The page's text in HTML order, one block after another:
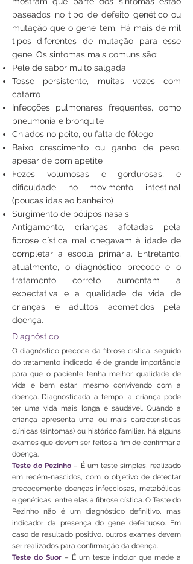
baseados no tipo de defeito genético ou
mutação que o gene tem. Há mais de mil
tipos diferentes de mutação para esse
gene. Os sintomas mais comuns são:
Pele de sabor muito salgada
Tosse persistente, muitas vezes com
catarro
Infecções pulmonares frequentes, como
pneumonia e bronquite
Chiados no peito, ou falta de fôlego
Baixo crescimento ou ganho de peso,
apesar de bom apetite
Fezes volumosas e gordurosas, e
dificuldade no movimento intestinal
(poucas idas ao banheiro)
Surgimento de pólipos nasais
Antigamente, crianças afetadas pela
fibrose cística mal chegavam à idade de
completar a escola primária. Entretanto,
atualmente, o diagnóstico precoce e o
tratamento correto aumentam a
expectativa e a qualidade de vida de
crianças e adultos acometidos pela
doença.
Diagnóstico
O diagnóstico precoce da fibrose cística, seguido
do tratamento indicado, é de grande importância
para que o paciente tenha melhor qualidade de
vida e bem estar, mesmo convivendo com a
doença. Diagnosticada a tempo, a criança pode
ter uma vida mais longa e saudável. Quando a
criança apresenta uma ou mais características
clínicas (sintomas) ou histórico familiar, há alguns
exames que devem ser feitos a fim de confirmar a
doença.
Teste do Pezinho – É um teste simples, realizado
em recém-nascidos, com o objetivo de detectar
precocemente doenças infecciosas, metabólicas
e genéticas, entre elas a fibrose cística. O Teste do
Pezinho não é um diagnóstico definitivo, mas
indicador da presença do gene defeituoso. Em
caso de resultado positivo, outros exames devem
ser realizados para confirmação da doença.
Teste do Suor – É um teste indolor que mede a